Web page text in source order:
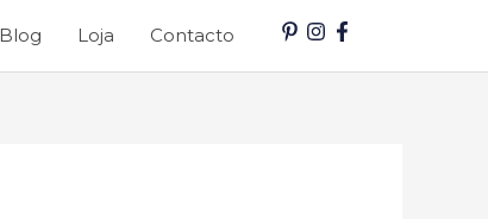
Blog Loja Contacto